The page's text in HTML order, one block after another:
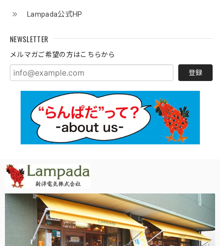
Lampada公式HP
NEWSLETTER
メルマガご希望の方はこちらから
登録